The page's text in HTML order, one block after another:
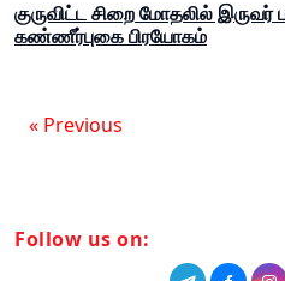
குருவிட்ட சிறை மோதலில்
கண்ணீர்புகை பிரயோகம்
« Previous
Follow us on: